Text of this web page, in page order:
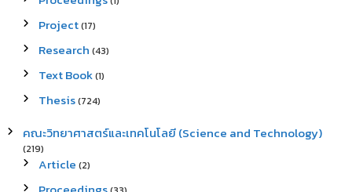
Project(17)
Research (43)
Text Book(1)
Thesis(724)
คณะวิทยาศาสตร์และเทคโนโลยี (Science and Technology)
(219)
Article (2)